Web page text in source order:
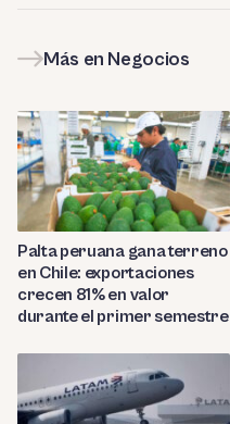
Más en Negocios
Palta peruana gana terreno
en Chile: exportaciones
crecen 81% en valor
durante el primer semestre